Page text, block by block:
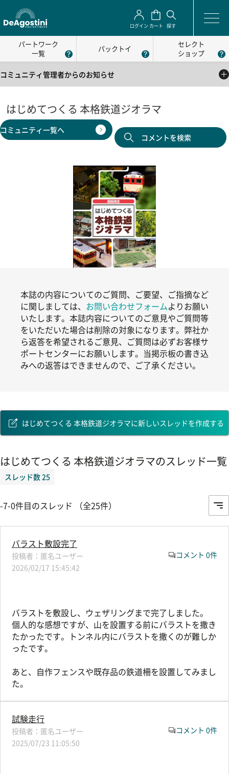
ログイン カート 探す
パートワーク
一覧
パックトイ
セレクト
ショップ
コミュニティ管理者からのお知らせ
公式コミュニティの利用方法について
2025/05/01
公式コミュニティの利用規約
はじめてつくる 本格鉄道ジオラマ
コミュニティ一覧へ
コメントを検索
本誌の内容についてのご質問、ご要望、ご指摘など
に関しましては、 お問い合わせフォームよりお願い
いたします。本誌内容についてのご意見やご質問等
をいただいた場合は削除の対象になります。弊社か
ら返答を希望されるご意見、ご質問は必ずお客様サ
ポートセンターにお願いします。当掲示板の書き込
みへの返答はできませんので、ご了承ください。
はじめてつくる 本格鉄道ジオラマに新しいスレッドを作成する
はじめてつくる 本格鉄道ジオラマのスレッド一覧
スレッド数 25
-7-0件目のスレッド （全25件）
バラスト敷設完了
匿名ユーザー
2026/02/17 15:45:42
コメント 0件
バラストを敷設し、ウェザリングまで完了しました。
個人的な感想ですが、山を設置する前にバラストを撒き
たかったです。トンネル内にバラストを撒くのが難しか
ったです。
あと、自作フェンスや既存品の鉄道柵を設置してみまし
た。
試験走行
匿名ユーザー
2025/07/23 11:05:50
コメント 0件